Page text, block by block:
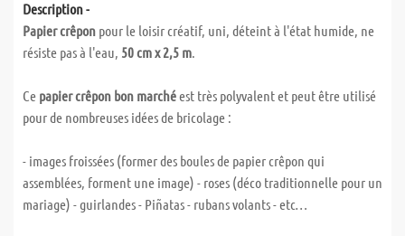
Description -
Papier crêpon pour le loisir créatif, uni, déteint à l'état humide, ne
résiste pas à l'eau, 50 cm x 2,5 m.
Ce papier crêpon bon marchéest très polyvalent et peut être utilisé
pour de nombreuses idées de bricolage :
- images froissées (former des boules de papier crêpon qui
assemblées, forment une image) - roses (déco traditionnelle pour un
mariage) - guirlandes - Piñatas - rubans volants - etc…